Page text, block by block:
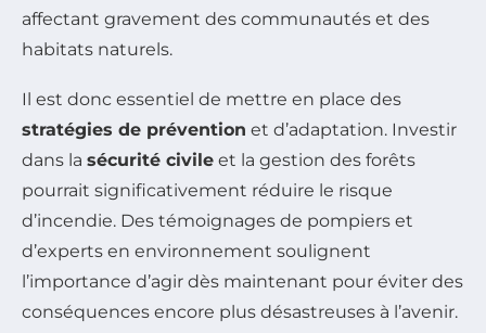
affectant gravement des communautés et des
habitats naturels.
Il est donc essentiel de mettre en place des
stratégies de prévention et d’adaptation. Investir
dans la sécurité civile et la gestion des forêts
pourrait significativement réduire le risque
d’incendie. Des témoignages de pompiers et
d’experts en environnement soulignent
l’importance d’agir dès maintenant pour éviter des
conséquences encore plus désastreuses à l’avenir.